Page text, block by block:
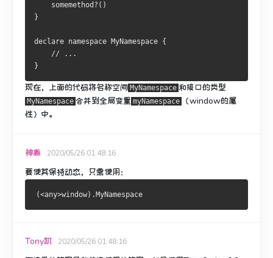
    somemethod
?()
}
declare namespace MyNamespace {
// ...
}
现在，上面的代码将名称空间 MyNamespace 和接口的类型
MyNamespace 合并到全局变量 myNamespace
（window的属
性）中。
神离 2020/05/26 01:48:16
要使其保持动态，只需使用：
(<any>window). MyNamespace
Tony凯 2020/05/26 01:48:16